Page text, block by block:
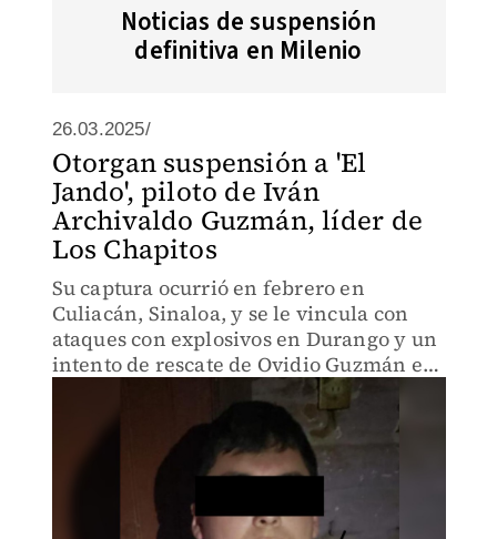
Noticias de suspensión
definitiva en Milenio
26.03.2025/
Otorgan suspensión a 'El
Jando', piloto de Iván
Archivaldo Guzmán, líder de
Los Chapitos
Su captura ocurrió en febrero en
Culiacán, Sinaloa, y se le vincula con
ataques con explosivos en Durango y un
intento de rescate de Ovidio Guzmán en